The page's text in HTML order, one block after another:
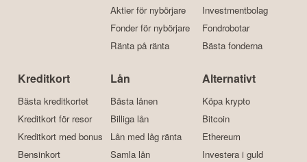
Aktier för nybörjare
Fonder för nybörjare
Ränta på ränta
Investmentbolag
Fondrobotar
Bästa fonderna
Kreditkort
Bästa kreditkortet
Kreditkort för resor
Kreditkort med bonus
Bensinkort
Lån
Bästa lånen
Billiga lån
Lån med låg ränta
Samla lån
Alternativt
Köpa krypto
Bitcoin
Ethereum
Investera i guld